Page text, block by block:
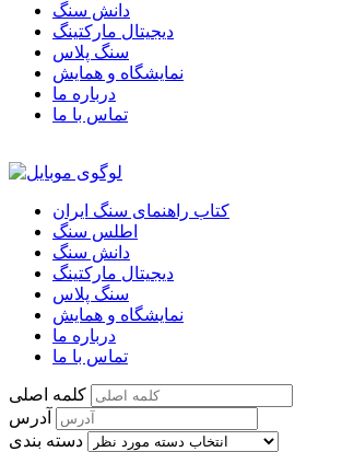
دانش سنگ
دیجیتال مارکتینگ
سنگ پلاس
نمایشگاه و همایش
درباره ما
تماس با ما
کتاب راهنمای سنگ ایران
اطلس سنگ
دانش سنگ
دیجیتال مارکتینگ
سنگ پلاس
نمایشگاه و همایش
درباره ما
تماس با ما
کلمه اصلی
آدرس
دسته بندی